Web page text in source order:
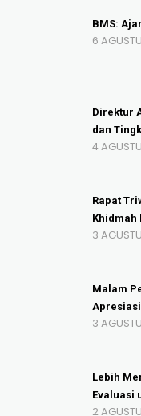
BMS:
6
Direktur
dan
4
Rapat
Khidmah
3
Malam
3
Lebih
Evaluasi
2